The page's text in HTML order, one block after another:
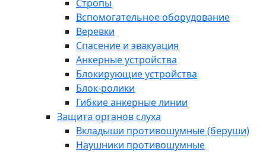
Стропы
Вспомогательное оборудование
Веревки
Спасение и эвакуация
Анкерные устройства
Блокирующие устройства
Блок-ролики
Гибкие анкерные линии
Защита органов слуха
Вкладыши противошумные (беруши)
Наушники противошумные